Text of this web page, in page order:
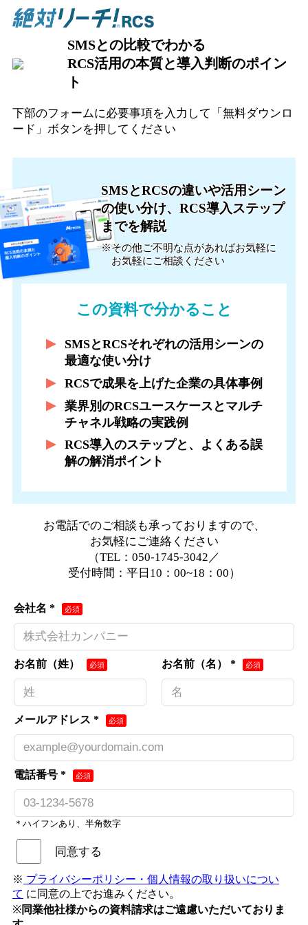
SMSとの比較でわかる
RCS活用の本質と導入判断のポイン
ト
下部のフォームに必要事項を入力して「無料ダウンロ
ード」ボタンを押してください
SMSとRCSの違いや活用シーン
の使い分け、RCS導入ステップ
までを解説
※その他ご不明な点があればお気軽に
お気軽にご相談ください
この資料で分かること
SMSとRCSそれぞれの活用シーンの
最適な使い分け
RCSで成果を上げた企業の具体事例
業界別のRCSユースケースとマルチ
チャネル戦略の実践例
RCS導入のステップと、よくある誤
解の解消ポイント
お電話でのご相談も承っておりますので、
お気軽にご連絡ください
（TEL：050-1745-3042／
受付時間：平日10：00~18：00）
会社名 *
お名前（姓） お名前（名） *
メールアドレス *
電話番号 *
＊ハイフンあり、半角数字
同意する
※ プライバシーポリシー・個人情報の取り扱いについ
て に同意の上でお進みください。
※同業他社様からの資料請求はご遠慮いただいておりま